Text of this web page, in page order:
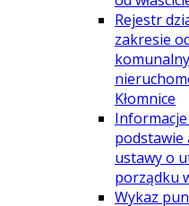
Rejestr
zakresie
Kłomnice
podstawie
ustawy o
porządku
Wykaz